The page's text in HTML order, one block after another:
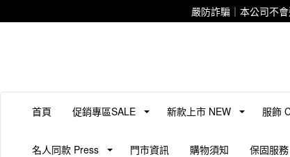
嚴防詐騙｜本公司不
首頁 促銷專區SALE 新款上市 NEW 服飾
名人同款 Press 門市資訊 購物須知 保固服務